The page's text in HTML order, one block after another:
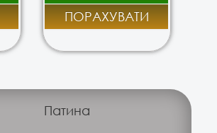
ПОРАХУВАТИ
Патина